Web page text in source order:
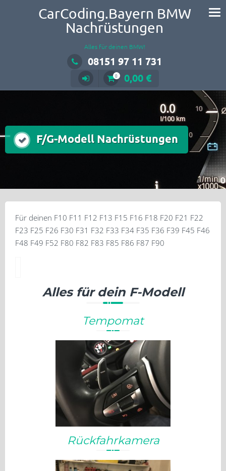
CarCoding.Bayern BMW
Nachrüstungen
Alles für deinen BMW!
08151 97 11 731
0 0,00 €
F/G-Modell Nachrüstungen
Für deinen F10 F11 F12 F13 F15 F16 F18 F20 F21 F22
F23 F25 F26 F30 F31 F32 F33 F34 F35 F36 F39 F45 F46
F48 F49 F52 F80 F82 F83 F85 F86 F87 F90
Alles für dein F-Modell
Tempomat
Rückfahrkamera